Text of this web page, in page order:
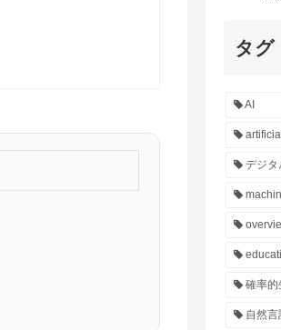
タグ
AI
デジタ
確率的
自然言